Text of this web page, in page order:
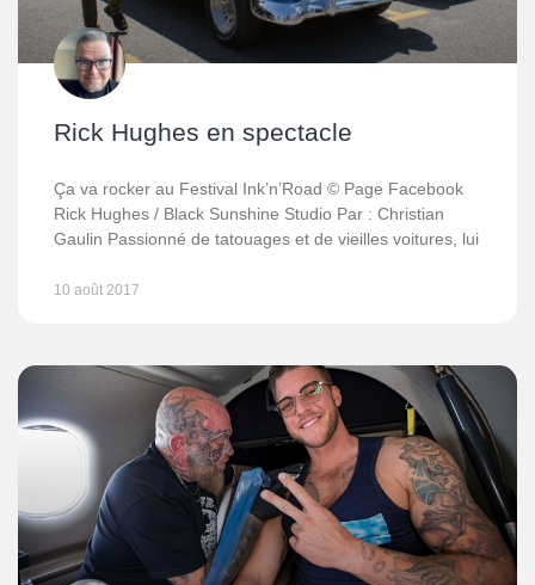
Rick Hughes en spectacle
Ça va rocker au Festival Ink’n’Road © Page Facebook
Rick Hughes / Black Sunshine Studio Par : Christian
Gaulin Passionné de tatouages et de vieilles voitures, lui
10 août 2017